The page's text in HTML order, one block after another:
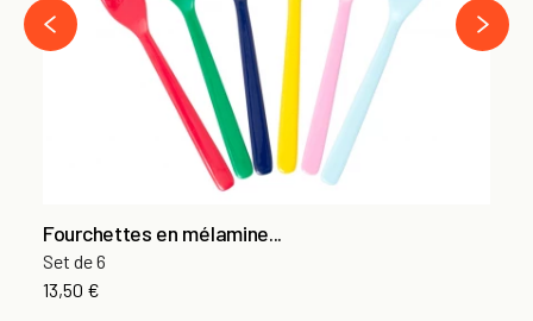
Fourchettes en mélamine...
Set de 6
13,50 €
‹
›